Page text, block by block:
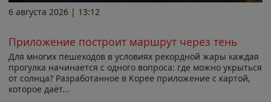
6 августа 2026 | 13:12
Приложение построит маршрут через тень
Для многих пешеходов в условиях рекордной жары каждая
прогулка начинается с одного вопроса: где можно укрыться
от солнца? Разработанное в Корее приложение с картой,
которое даёт...